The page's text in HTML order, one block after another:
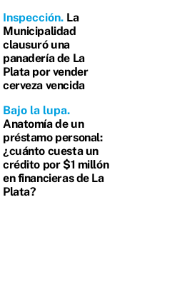
Inspección La
Municipalidad
clausuró una
panadería de La
Plata por vender
cerveza vencida
Bajo la lupa
Anatomía de un
préstamo personal:
¿cuánto cuesta un
crédito por $1 millón
en financieras de La
Plata?